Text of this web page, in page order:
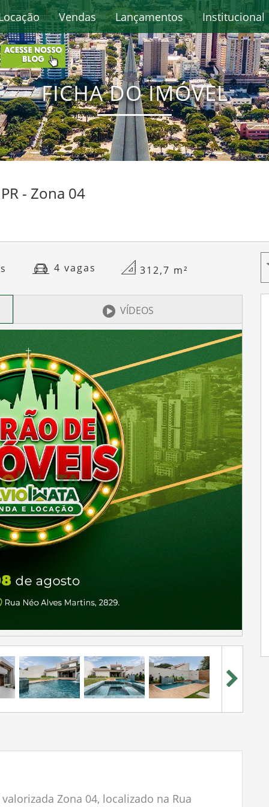
Vendas Lançamentos Institucional
FICHA DO IMÓVEL
- Zona 04
4 vagas 312,7 m²
VÍDEOS
Zona 04, localizado na Rua